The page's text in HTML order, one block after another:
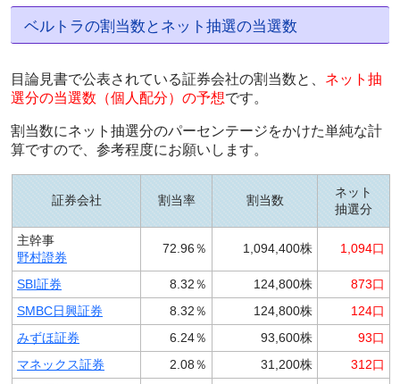
ベルトラの割当数とネット抽選の当選数
目論見書で公表されている証券会社の割当数と、 ネット抽
選分の当選数（個人配分）の予想です。
割当数にネット抽選分のパーセンテージをかけた単純な計
算ですので、参考程度にお願いします。
証券会社 割当率 割当数
ネット
抽選分
主幹事
野村證券
72.96％ 1,094,400株 1,094口
SBI証券 8.32％ 124,800株
873口
SMBC日興証券
8.32％ 124,800株
124口
みずほ証券
6.24％ 93,600株
93口
マネックス証券
2.08％ 31,200株
312口